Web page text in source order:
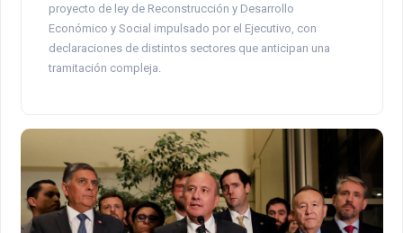
proyecto de ley de Reconstrucción y Desarrollo
Económico y Social impulsado por el Ejecutivo, con
declaraciones de distintos sectores que anticipan una
tramitación compleja.